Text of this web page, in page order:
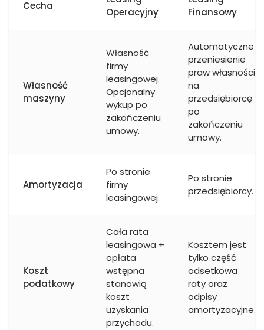
Cecha
Operacyjny
Finansowy
Własność
maszyny
Własność
firmy
leasingowej.
Opcjonalny
wykup po
zakończeniu
umowy.
Automatyczne
przeniesienie
praw własności
na
przedsiębiorcę
po
zakończeniu
umowy.
Amortyzacja
Po stronie
firmy
leasingowej.
Po stronie
przedsiębiorcy.
Koszt
podatkowy
Cała rata
leasingowa +
opłata
wstępna
stanowią
koszt
uzyskania
przychodu.
Kosztem jest
tylko część
odsetkowa
raty oraz
odpisy
amortyzacyjne.